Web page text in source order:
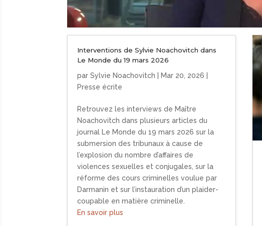
Interventions de Sylvie Noachovitch dans
Le Monde du 19 mars 2026
parSylvie Noachovitch Mar 20, 2026
Presse écrite
Retrouvez les interviews de Maître
Noachovitch dans plusieurs articles du
journal Le Monde du 19 mars 2026 sur la
submersion des tribunaux à cause de
l’explosion du nombre d’affaires de
violences sexuelles et conjugales, sur la
réforme des cours criminelles voulue par
Darmanin et sur l’instauration d’un plaider-
coupable en matière criminelle.
En savoir plus